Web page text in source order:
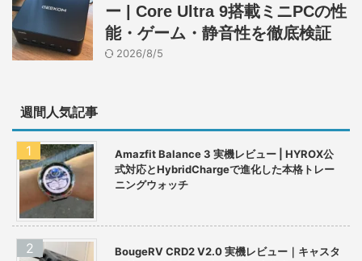
ー | Core Ultra 9搭載ミニPCの性
能・ゲーム・静音性を徹底検証
2026/8/5
週間人気記事
Amazfit Balance 3 実機レビュー | HYROX公
式対応とHybridChargeで進化した本格トレー
ニングウォッチ
BougeRV CRD2 V2.0 実機レビュー｜キャスタ